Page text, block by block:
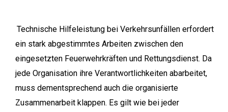
Technische Hilfeleistung bei Verkehrsunfällen erfordert
ein stark abgestimmtes Arbeiten zwischen den
eingesetzten Feuerwehrkräften und Rettungsdienst. Da
jede Organisation ihre Verantwortlichkeiten abarbeitet,
muss dementsprechend auch die organisierte
Zusammenarbeit klappen. Es gilt wie bei jeder